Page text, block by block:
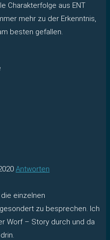
Charakterfolge aus ENT
mehr zu der Erkenntnis,
besten gefallen.
Antworten
einzelnen
zu besprechen. Ich
Worf – Story durch und da